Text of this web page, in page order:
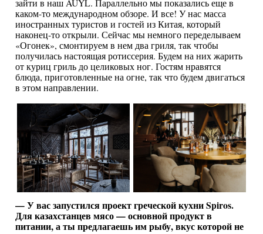
зайти в наш AUYL. Параллельно мы показались еще в
каком-то международном обзоре. И все! У нас масса
иностранных туристов и гостей из Китая, который
наконец-то открыли. Сейчас мы немного переделываем
«Огонек», смонтируем в нем два гриля, так чтобы
получилась настоящая ротиссерия. Будем на них жарить
от куриц гриль до целиковых ног. Гостям нравятся
блюда, приготовленные на огне, так что будем двигаться
в этом направлении.
— У вас запустился проект греческой кухни Spiros.
Для казахстанцев мясо — основной продукт в
питании, а ты предлагаешь им рыбу, вкус которой не